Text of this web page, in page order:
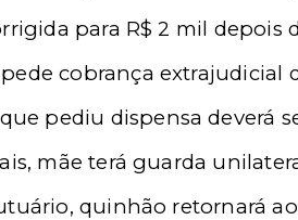
para R$ 2 mil depois
cobrança
pediu dispensa deverá
mãe terá guarda
quinhão retornará